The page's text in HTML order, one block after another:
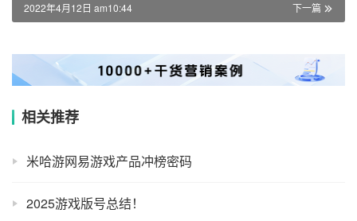
下一篇
2022年4月12日 am10:44
相关推荐
米哈游网易游戏产品冲榜密码
2025游戏版号总结！